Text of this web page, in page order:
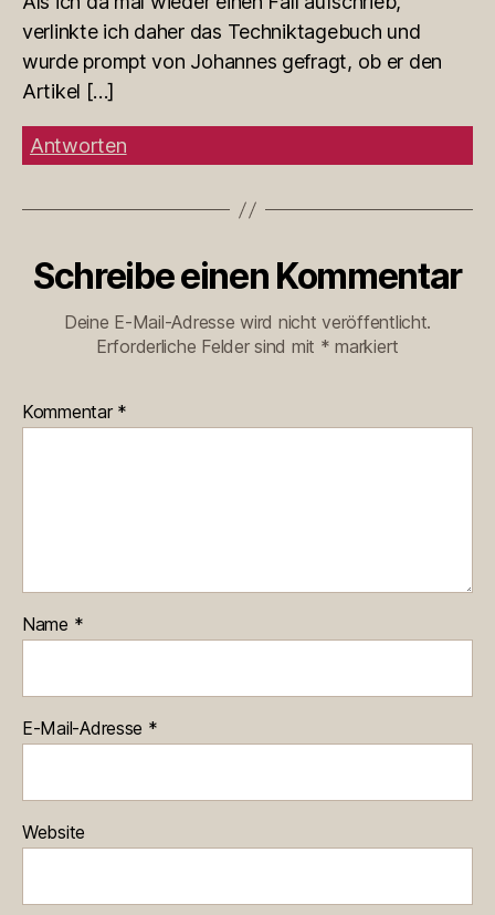
verlinkte ich daher das Techniktagebuch und
wurde prompt von Johannes gefragt, ob er den
Artikel […]
Antworten
Schreibe einen Kommentar
Deine E-Mail-Adresse wird nicht veröffentlicht.
Erforderliche Felder sind mit * markiert
Kommentar *
Name *
E-Mail-Adresse *
Website